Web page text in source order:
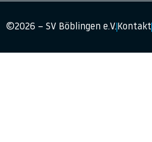
©2026 – SV Böblingen e.V.Kontakt